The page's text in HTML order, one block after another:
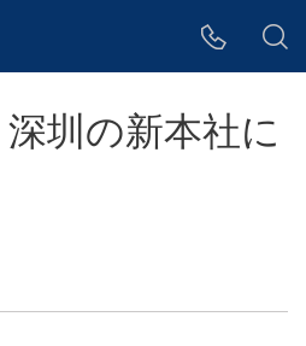
深圳の新本社に